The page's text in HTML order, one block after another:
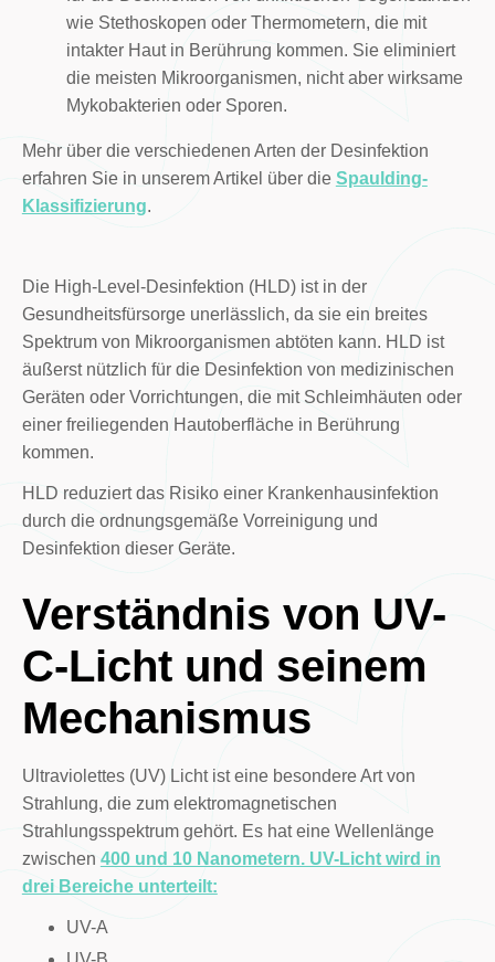
wie Stethoskopen oder Thermometern, die mit
intakter Haut in Berührung kommen. Sie eliminiert
die meisten Mikroorganismen, nicht aber wirksame
Mykobakterien oder Sporen.
Mehr über die verschiedenen Arten der Desinfektion
erfahren Sie in unserem Artikel über die Spaulding-
Klassifizierung.
Die High-Level-Desinfektion (HLD) ist in der
Gesundheitsfürsorge unerlässlich, da sie ein breites
Spektrum von Mikroorganismen abtöten kann. HLD ist
äußerst nützlich für die Desinfektion von medizinischen
Geräten oder Vorrichtungen, die mit Schleimhäuten oder
einer freiliegenden Hautoberfläche in Berührung
kommen.
HLD reduziert das Risiko einer Krankenhausinfektion
durch die ordnungsgemäße Vorreinigung und
Desinfektion dieser Geräte.
Verständnis von UV-
C-Licht und seinem
Mechanismus
Ultraviolettes (UV) Licht ist eine besondere Art von
Strahlung, die zum elektromagnetischen
Strahlungsspektrum gehört. Es hat eine Wellenlänge
zwischen 400 und 10 Nanometern. UV-Licht wird in
drei Bereiche unterteilt:
UV-A